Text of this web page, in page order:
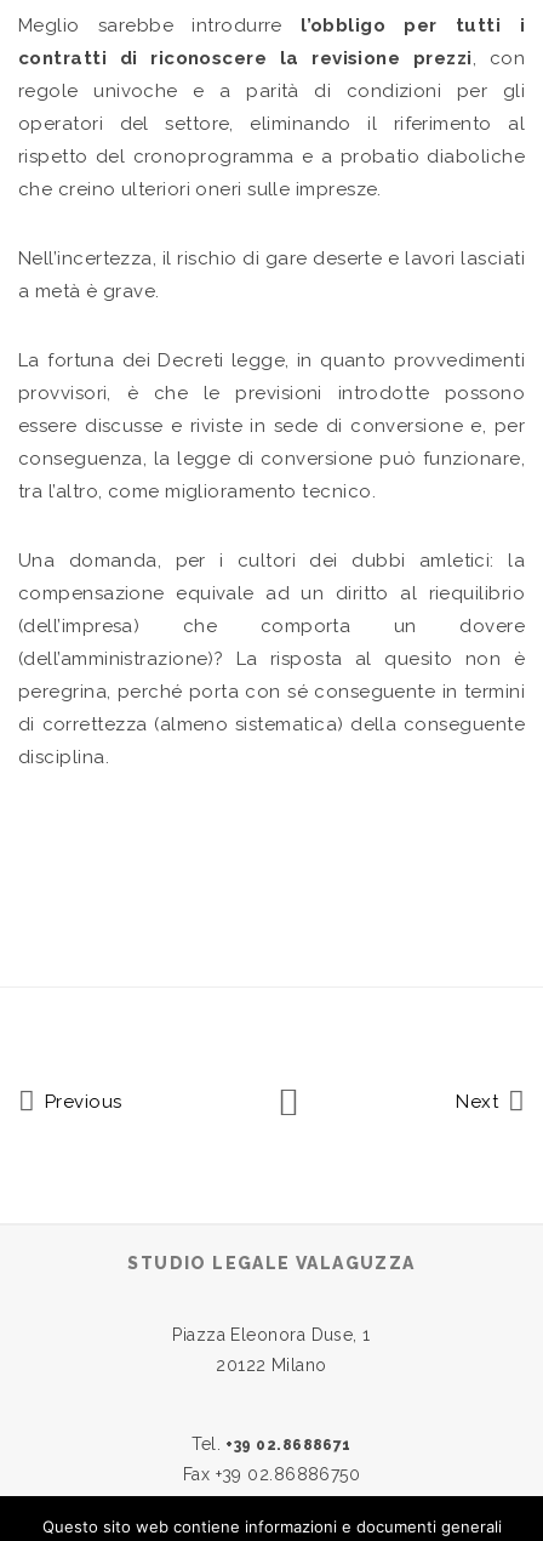
Meglio sarebbe introdurre l’obbligo per tutti i
contratti di riconoscere la revisione prezzi, con
regole univoche e a parità di condizioni per gli
operatori del settore, eliminando il riferimento al
rispetto del cronoprogramma e a probatio diaboliche
che creino ulteriori oneri sulle impresze.
Nell’incertezza, il rischio di gare deserte e lavori lasciati
a metà è grave.
La fortuna dei Decreti legge, in quanto provvedimenti
provvisori, è che le previsioni introdotte possono
essere discusse e riviste in sede di conversione e, per
conseguenza, la legge di conversione può funzionare,
tra l’altro, come miglioramento tecnico.
Una domanda, per i cultori dei dubbi amletici: la
compensazione equivale ad un diritto al riequilibrio
(dell’impresa) che comporta un dovere
(dell’amministrazione)? La risposta al quesito non è
peregrina, perché porta con sé conseguente in termini
di correttezza (almeno sistematica) della conseguente
disciplina.
Previous Next
STUDIO LEGALE VALAGUZZA
Piazza Eleonora Duse, 1
20122 Milano
Tel. +39 02.8688671
Fax +39 02.86886750
Questo sito web contiene informazioni e documenti generali